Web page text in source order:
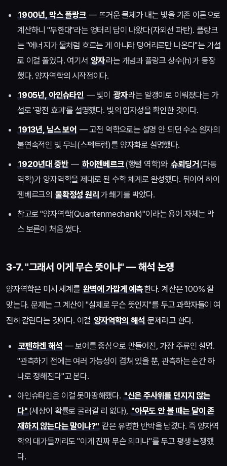
1900년, 막스 플랑크— 뜨거운 물체가 내는 빛을 기존 이론으로
계산하니 "무한대"라는 엉터리 답이 나왔다(자외선 파탄). 플랑크
는 "에너지가 물처럼 흐르는 게 아니라 덩어리로만 나온다"는 가설
로 이걸 풀었다. 여기서양자라는 개념과 플랑크 상수(h)가 등장
했다. 양자역학의 시작점이다.
1905년, 아인슈타인— 빛이 광자라는 알갱이로 이뤄졌다는 가
설로 '광전 효과'를 설명했다. 빛의 입자성을 확인한 것이다.
1913년, 닐스 보어— 고전 역학으로는 설명 안 되던 수소 원자의
불연속적인 빛 무늬(스펙트럼)를 양자화로 설명했다.
1920년대 중반 — 하이젠베르크(행렬 역학)와슈뢰딩거(파동
역학)가 양자역학을 제대로 된 수학 체계로 완성했다. 뒤이어 하이
젠베르크의 불확정성 원리가 쐐기를 박았다.
참고로 "양자역학(Quantenmechanik)"이라는 용어 자체는 막
스 보른이 처음 썼다.
3-7. "그래서 이게 무슨 뜻이냐" — 해석 논쟁
양자역학은 미시 세계를 완벽에 가깝게 예측한다. 계산은 100% 잘
맞는다. 문제는 그 계산이 "실제로 무슨 뜻인지"를 두고 과학자들이 여
전히 갈린다는 것이다. 이걸양자역학의 해석문제라고 한다.
코펜하겐 해석— 보어를 중심으로 만들어진, 가장 주류인 설명.
"관측하기 전에는 여러 가능성이 겹쳐 있을 뿐, 관측하는 순간 하
나로 정해진다"고 본다.
아인슈타인은 이걸 못마땅해했다. "신은 주사위를 던지지 않는
다"(세상이 확률로 굴러갈 리 없다),"아무도 안 볼 때는 달이 존
재하지 않는다는 말이냐?" 같은 유명한 반박을 남겼다. 즉 양자역
학의 대가들끼리도 "이게 진짜 무슨 의미냐"를 두고 평생 논쟁했
다.